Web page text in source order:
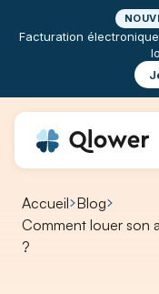
Facturation
Accueil Blog
Comment louer son
?